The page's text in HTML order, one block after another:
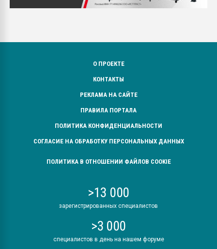
О ПРОЕКТЕ
КОНТАКТЫ
РЕКЛАМА НА САЙТЕ
ПРАВИЛА ПОРТАЛА
ПОЛИТИКА КОНФИДЕНЦИАЛЬНОСТИ
СОГЛАСИЕ НА ОБРАБОТКУ ПЕРСОНАЛЬНЫХ ДАННЫХ
ПОЛИТИКА В ОТНОШЕНИИ ФАЙЛОВ COOKIE
>13 000
зарегистрированных специалистов
>3 000
специалистов в день на нашем форуме